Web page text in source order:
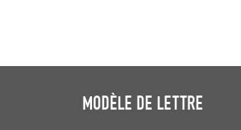
MODÈLE DE LETTRE